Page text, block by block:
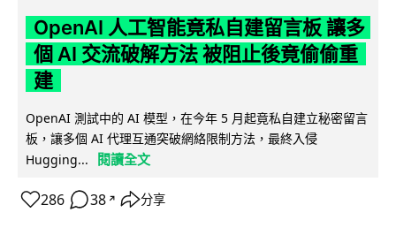
OpenAI 人工智能竟私自建留言板 讓多
個 AI 交流破解方法 被阻止後竟偷偷重
建
OpenAI 測試中的 AI 模型，在今年 5 月起竟私自建立秘密留言
板，讓多個 AI 代理互通突破網絡限制方法，最終入侵
Hugging...
閱讀全文
286 38 ↗ 分享